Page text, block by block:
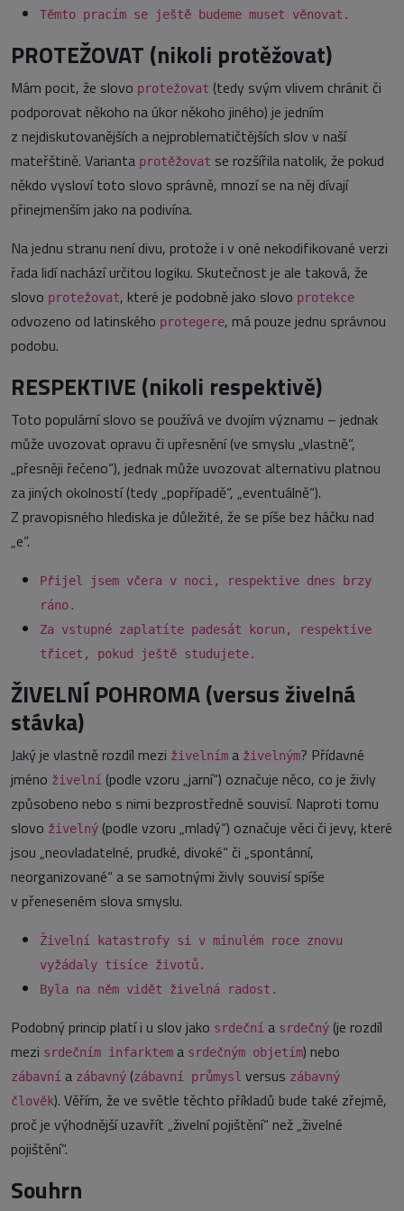
Těmto pracím se ještě budeme muset věnovat.
PROTEŽOVAT (nikoli protěžovat)
Mám pocit, že slovo protežovat (tedy svým vlivem chránit či
podporovat někoho na úkor někoho jiného) je jedním
z nejdiskutovanějších a nejproblematičtějších slov v naší
mateřštině. Varianta protěžovat se rozšířila natolik, že pokud
někdo vysloví toto slovo správně, mnozí se na něj dívají
přinejmenším jako na podivína.
Na jednu stranu není divu, protože i v oné nekodifikované verzi
řada lidí nachází určitou logiku. Skutečnost je ale taková, že
slovo protežovat, které je podobně jako slovo protekce
odvozeno od latinského protegere, má pouze jednu správnou
podobu.
RESPEKTIVE (nikoli respektivě)
Toto populární slovo se používá ve dvojím významu – jednak
může uvozovat opravu či upřesnění (ve smyslu „vlastně“,
„přesněji řečeno“), jednak může uvozovat alternativu platnou
za jiných okolností (tedy „popřípadě“, „eventuálně“).
Z pravopisného hlediska je důležité, že se píše bez háčku nad
„e“.
Přijel jsem včera v noci, respektive dnes brzy
ráno.
Za vstupné zaplatíte padesát korun, respektive
třicet, pokud ještě studujete.
ŽIVELNÍ POHROMA (versus živelná
stávka)
Jaký je vlastně rozdíl mezi živelním a živelným? Přídavné
jméno živelní (podle vzoru „jarní“) označuje něco, co je živly
způsobeno nebo s nimi bezprostředně souvisí. Naproti tomu
slovo živelný (podle vzoru „mladý“) označuje věci či jevy, které
jsou „neovladatelné, prudké, divoké“ či „spontánní,
neorganizované“ a se samotnými živly souvisí spíše
v přeneseném slova smyslu.
Živelní katastrofy si v minulém roce znovu
vyžádaly tisíce životů.
Byla na něm vidět živelná radost.
Podobný princip platí i u slov jako srdeční a srdečný (je rozdíl
mezi srdečním infarktem a srdečným objetím) nebo
zábavní a zábavný (zábavní průmysl versus zábavný
člověk). Věřím, že ve světle těchto příkladů bude také zřejmě,
proč je výhodnější uzavřít „živelní pojištění“ než „živelné
pojištění“.
Souhrn